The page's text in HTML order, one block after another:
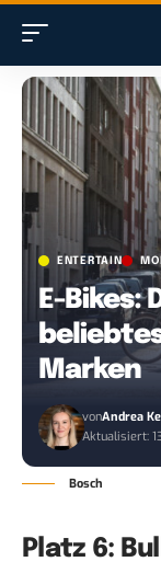
ENTERTAIN
E-Bikes:
Marken
vonAndrea
Aktualisiert:
Bosch
Platz 6: